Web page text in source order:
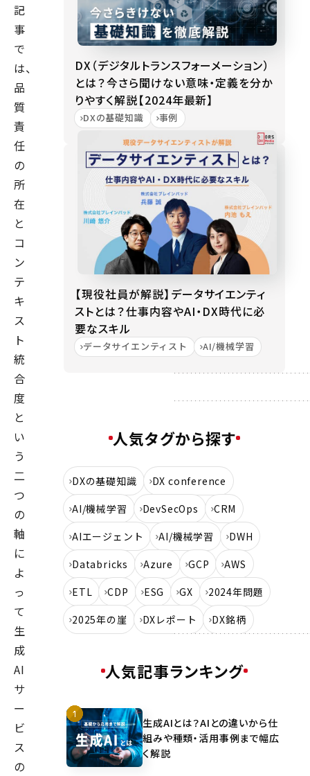
記
事
で
は、
品
質
責
任
の
所
在
と
コ
ン
テ
キ
ス
ト
統
合
度
と
い
う
二
つ
の
軸
に
よ
っ
て
生
成
AI
サ
ー
ビ
ス
の
DX（デジタルトランスフォーメーション）
とは？今さら聞けない意味・定義を分か
りやすく解説【2024年最新】
DXの基礎知識 事例
【現役社員が解説】データサイエンティ
ストとは？仕事内容やAI・DX時代に必
要なスキル
データサイエンティスト AI/機械学習
人気タグから探す
DXの基礎知識
DX conference
AI/機械学習
DevSecOps
CRM
AIエージェント
AI/機械学習
DWH
Databricks
Azure GCP
AWS
ETL
CDP ESG GX
2024年問題
2025年の崖
DXレポート DX銘柄
人気記事ランキング
生成AIとは？AIとの違いから仕
組みや種類・活用事例まで幅広
く解説